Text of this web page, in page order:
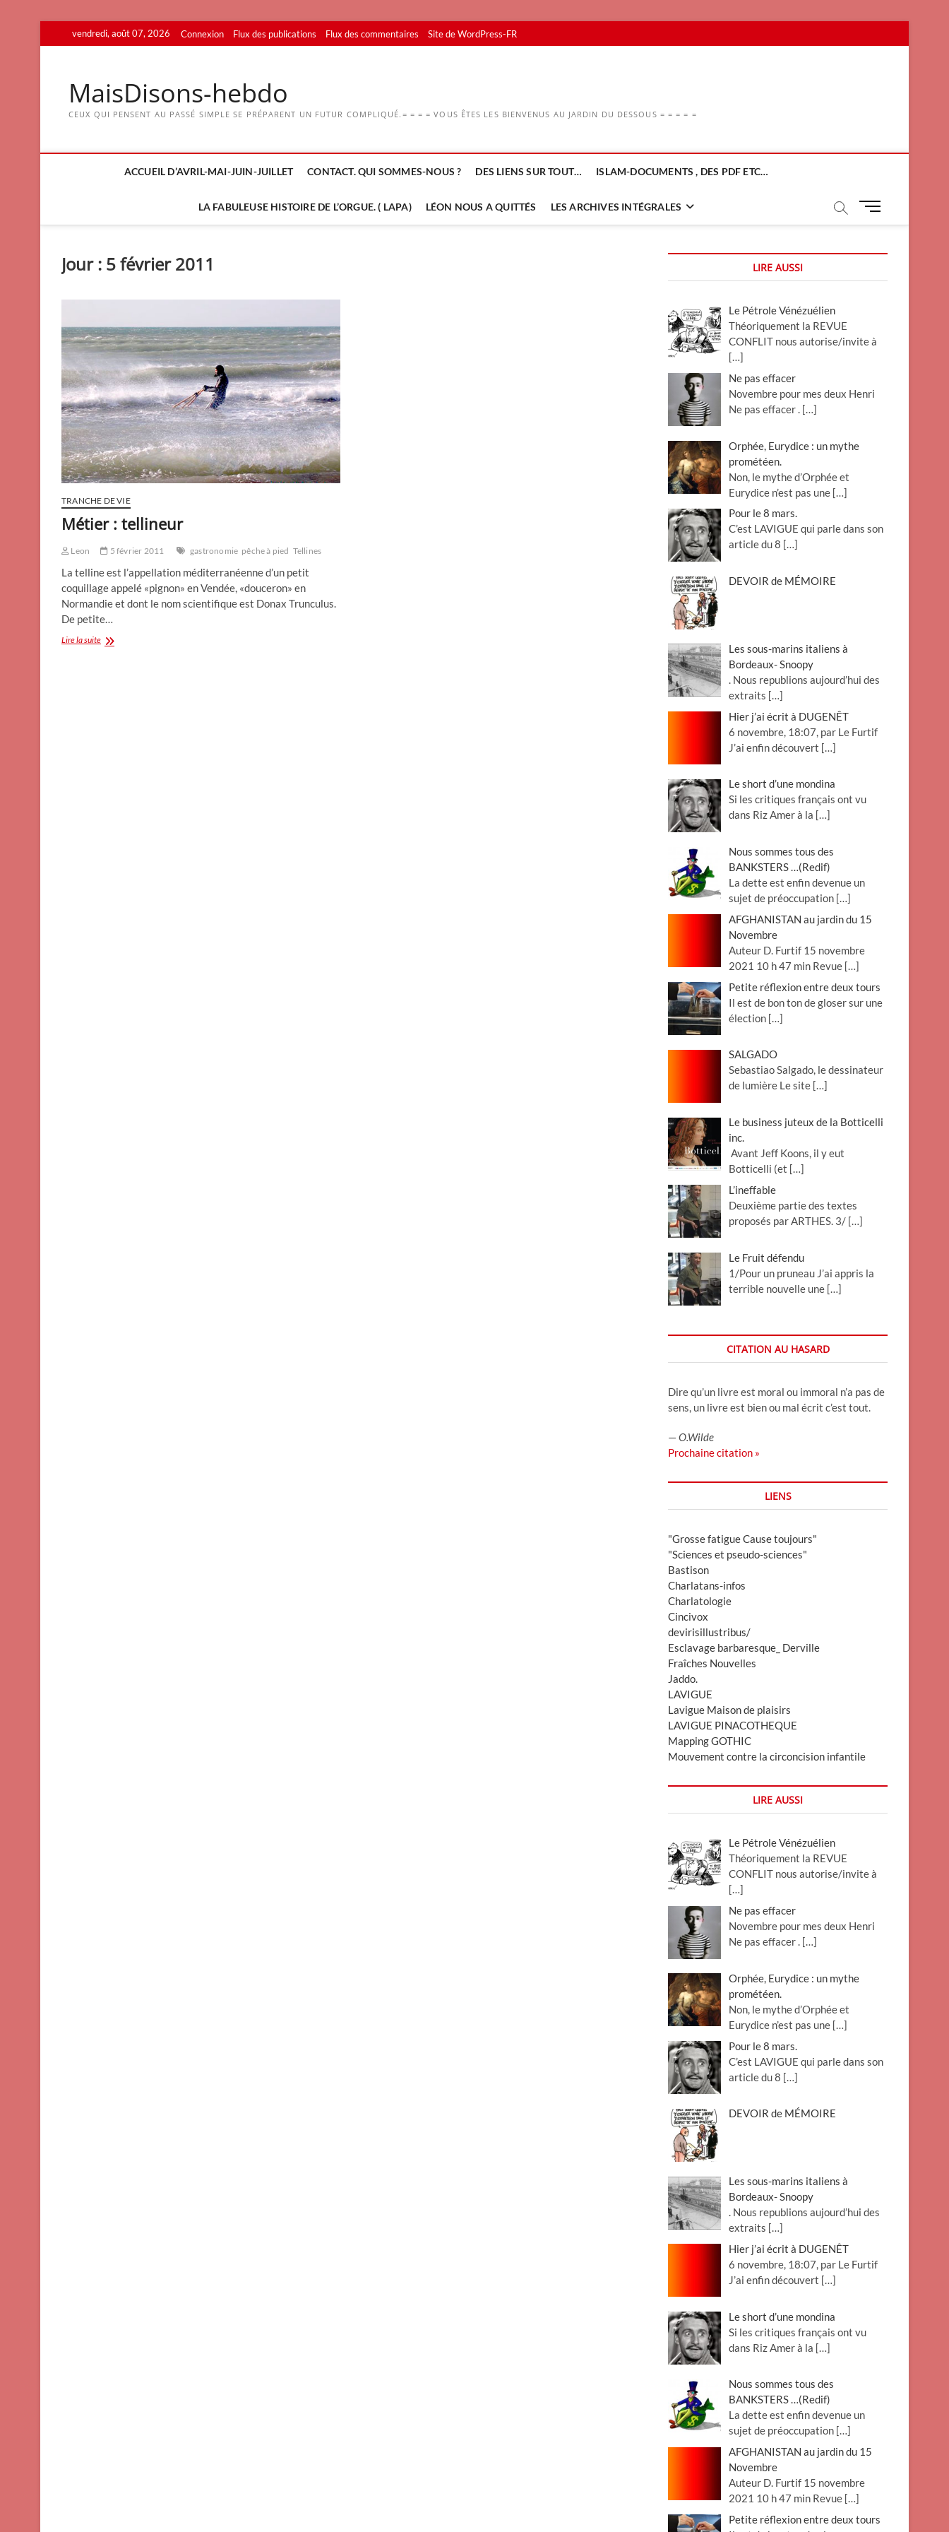
to
vendredi, août 07, 2026 Connexion Flux des publications Flux des commentaires Site de WordPress-FR
MaisDisons-hebdo
CEUX QUI PENSENT AU PASSÉ SIMPLE SE PRÉPARENT UN FUTUR COMPLIQUÉ.= = = = VOUS ÊTES LES BIENVENUS AU JARDIN DU DESSOUS = = = = =
ACCUEIL D’AVRIL-MAI-JUIN-JUILLET CONTACT. QUI SOMMES-NOUS ? DES LIENS SUR TOUT… ISLAM-DOCUMENTS , DES PDF ETC…
LA FABULEUSE HISTOIRE DE L’ORGUE. ( LAPA) LÉON NOUS A QUITTÉS LES ARCHIVES INTÉGRALES
M
u
u
n
Jour : 5 février 2011
TRANCHE DE VIE
Métier : tellineur
Leon 5 février 2011 gastronomie pêche à pied Tellines
La telline est l’appellation méditerranéenne d’un petit
coquillage appelé «pignon» en Vendée, «douceron» en
Normandie et dont le nom scientifique est Donax Trunculus.
De petite…
Lire la suiteMétier
LIRE AUSSI
Le Pétrole Vénézuélien
Théoriquement la REVUE
CONFLIT nous autorise/invite à
[…]
Ne pas effacer
Novembre pour mes deux Henri
Ne pas effacer . […]
Orphée, Eurydice : un mythe
prométéen.
Non, le mythe d’Orphée et
Eurydice n’est pas une […]
Pour le 8 mars.
C’est LAVIGUE qui parle dans son
article du 8 […]
DEVOIR de MÉMOIRE
Les sous-marins italiens à
Bordeaux- Snoopy
. Nous republions aujourd’hui des
extraits […]
Hier j’ai écrit à DUGENÊT
6 novembre, 18:07, par Le Furtif
J’ai enfin découvert […]
Le short d’une mondina
Si les critiques français ont vu
dans Riz Amer à la […]
Nous sommes tous des
BANKSTERS …(Redif)
La dette est enfin devenue un
sujet de préoccupation […]
AFGHANISTAN au jardin du 15
Novembre
Auteur D. Furtif 15 novembre
2021 10 h 47 min Revue […]
Petite réflexion entre deux tours
Il est de bon ton de gloser sur une
élection […]
SALGADO
Sebastiao Salgado, le dessinateur
de lumière Le site […]
Le business juteux de la Botticelli
inc.
Avant Jeff Koons, il y eut
Botticelli (et […]
L’ineffable
Deuxième partie des textes
proposés par ARTHES. 3/ […]
Le Fruit défendu
1/Pour un pruneau J’ai appris la
terrible nouvelle une […]
CITATION AU HASARD
Dire qu’un livre est moral ou immoral n’a pas de
sens, un livre est bien ou mal écrit c’est tout.
—O.Wilde
Prochaine citation »
LIENS
"Grosse fatigue Cause toujours"
"Sciences et pseudo-sciences"
Bastison
Charlatans-infos
Charlatologie
Cincivox
devirisillustribus/
Esclavage barbaresque_ Derville
Fraîches Nouvelles
Jaddo.
LAVIGUE
Lavigue Maison de plaisirs
LAVIGUE PINACOTHEQUE
Mapping GOTHIC
Mouvement contre la circoncision infantile
LIRE AUSSI
Le Pétrole Vénézuélien
Théoriquement la REVUE
CONFLIT nous autorise/invite à
[…]
Ne pas effacer
Novembre pour mes deux Henri
Ne pas effacer . […]
Orphée, Eurydice : un mythe
prométéen.
Non, le mythe d’Orphée et
Eurydice n’est pas une […]
Pour le 8 mars.
C’est LAVIGUE qui parle dans son
article du 8 […]
DEVOIR de MÉMOIRE
Les sous-marins italiens à
Bordeaux- Snoopy
. Nous republions aujourd’hui des
extraits […]
Hier j’ai écrit à DUGENÊT
6 novembre, 18:07, par Le Furtif
J’ai enfin découvert […]
Le short d’une mondina
Si les critiques français ont vu
dans Riz Amer à la […]
Nous sommes tous des
BANKSTERS …(Redif)
La dette est enfin devenue un
sujet de préoccupation […]
AFGHANISTAN au jardin du 15
Novembre
Auteur D. Furtif 15 novembre
2021 10 h 47 min Revue […]
Petite réflexion entre deux tours